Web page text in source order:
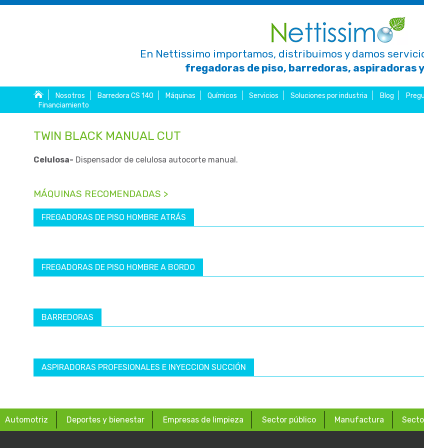
En Nettissimo importamos, distribuimos y damos
fregadoras de piso, barredoras, aspiradoras y
Nosotros Barredora CS 140 Máquinas Químicos Servicios Soluciones por industria Blog
Financiamiento
TWIN BLACK MANUAL CUT
Celulosa- Dispensador de celulosa autocorte manual.
MÁQUINAS RECOMENDADAS >
FREGADORAS DE PISO HOMBRE ATRÁS
FREGADORAS DE PISO HOMBRE A BORDO
BARREDORAS
ASPIRADORAS PROFESIONALES E INYECCION SUCCIÓN
Automotriz Deportes y bienestar Empresas de limpieza Sector público Manufactura